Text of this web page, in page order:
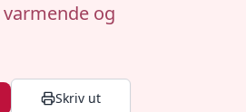
og
Skriv ut